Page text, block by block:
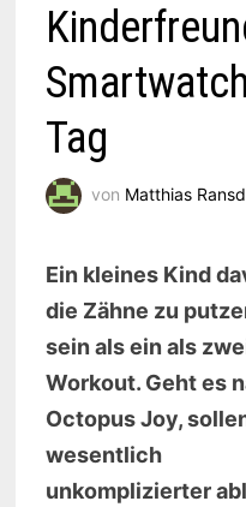
Tag
von Matthias
Ein kleines Kind
die Zähne zu
sein als ein als
Workout. Geht es
Octopus Joy,
wesentlich
unkomplizierter